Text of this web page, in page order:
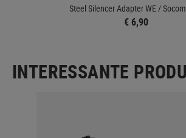
Steel Silencer Adapter WE /
€ 6,90
INTERESSANTE